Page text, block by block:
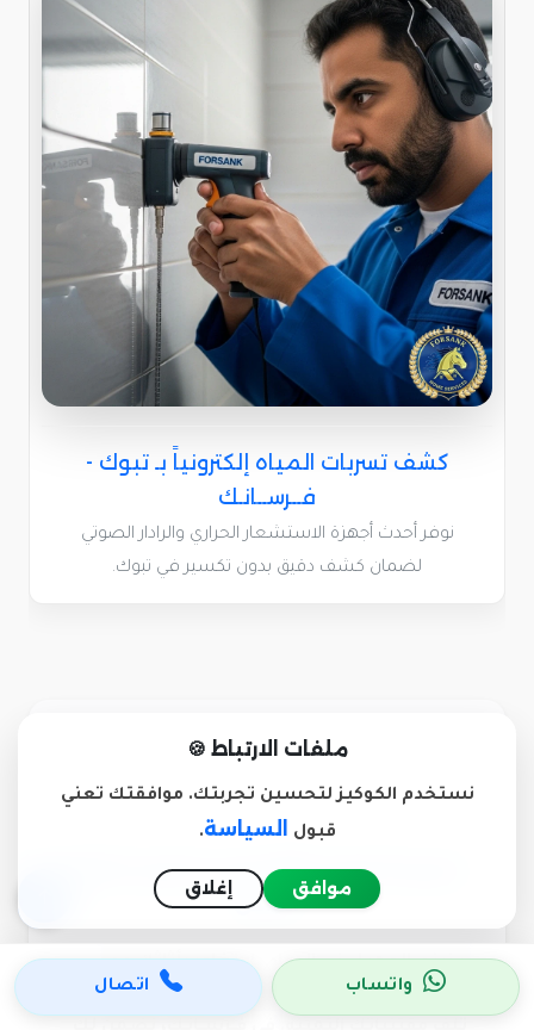
كشف تسربات المياه إلكترونياً بـ تبوك -
فــرســانـك
نوفر أحدث أجهزة الاستشعار الحراري والرادار الصوتي
لضمان كشف دقيق بدون تكسير في تبوك.
نصيحة لوجه الله قبل اختيار شركة
النقل
عزيزي العميل في الدمام، لا تغامر بأثاثك مع
عمالة سائبة أو شركات وهمية قد تتسبب في
واتساب اتصال
ملفات الارتباط 🍪
نستخدم الكوكيز لتحسين تجربتك. موافقتك تعني
قبول
السياسة.
موافق إغلاق